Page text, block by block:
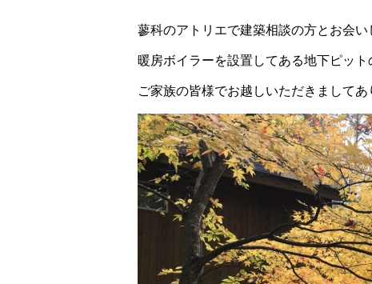
蓼科のアトリエで建築相談の方とお会い
暖房ボイラーを設置してある地下ピッ
ご家族の皆様でお越しいただきましてあ